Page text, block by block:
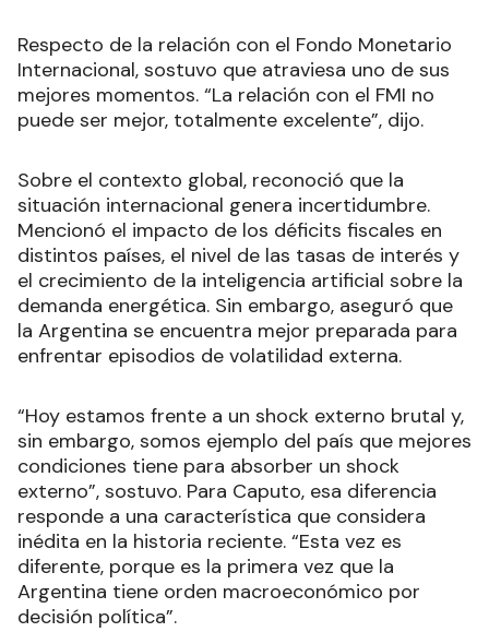
Respecto de la relación con el Fondo Monetario
Internacional, sostuvo que atraviesa uno de sus
mejores momentos. “La relación con el FMI no
puede ser mejor, totalmente excelente”, dijo.
Sobre el contexto global, reconoció que la
situación internacional genera incertidumbre.
Mencionó el impacto de los déficits fiscales en
distintos países, el nivel de las tasas de interés y
el crecimiento de la inteligencia artificial sobre la
demanda energética. Sin embargo, aseguró que
la Argentina se encuentra mejor preparada para
enfrentar episodios de volatilidad externa.
“Hoy estamos frente a un shock externo brutal y,
sin embargo, somos ejemplo del país que mejores
condiciones tiene para absorber un shock
externo”, sostuvo. Para Caputo, esa diferencia
responde a una característica que considera
inédita en la historia reciente. “Esta vez es
diferente, porque es la primera vez que la
Argentina tiene orden macroeconómico por
decisión política”.